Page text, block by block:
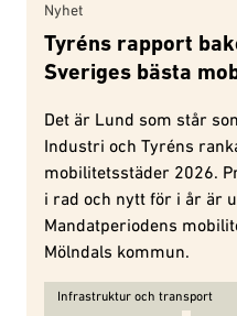
Nyhet
Tyréns rapport
Sveriges bästa
Det är Lund som står
Industri och Tyréns
mobilitetsstäder 2026.
i rad och nytt för i år är
Mandatperiodens
Mölndals kommun.
Ämnen för Tyréns rapport
Infrastruktur och transport